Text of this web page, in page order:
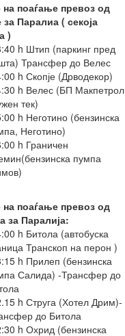
поаѓање превоз од
за Паралиа ( секоја
)
h Штип (паркинг пред
Трансфер до Велес
h Скопје (Дрводекор)
h Велес (БП Макпетрол
тек)
h Неготино (бензинска
Неготино)
h Граничен
пумпа
поаѓање превоз од
за Паралија:
h Битола (автобуска
Транскоп на перон )
h Прилеп (бензинска
Салида) -Трансфер до
h Струга (Хотел Дрим)-
до Битола
h Охрид (бензинска